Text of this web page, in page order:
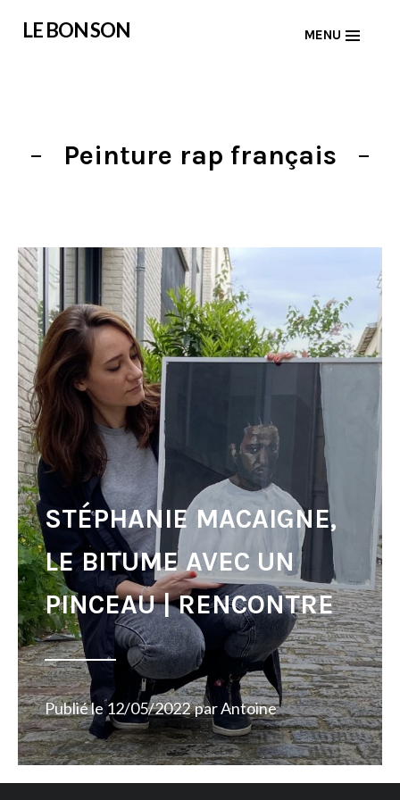
LE BON SON MENU
Peinture rap français
STÉPHANIE MACAIGNE,
LE BITUME AVEC UN
PINCEAU | RENCONTRE
Publié le12/05/2022 parAntoine